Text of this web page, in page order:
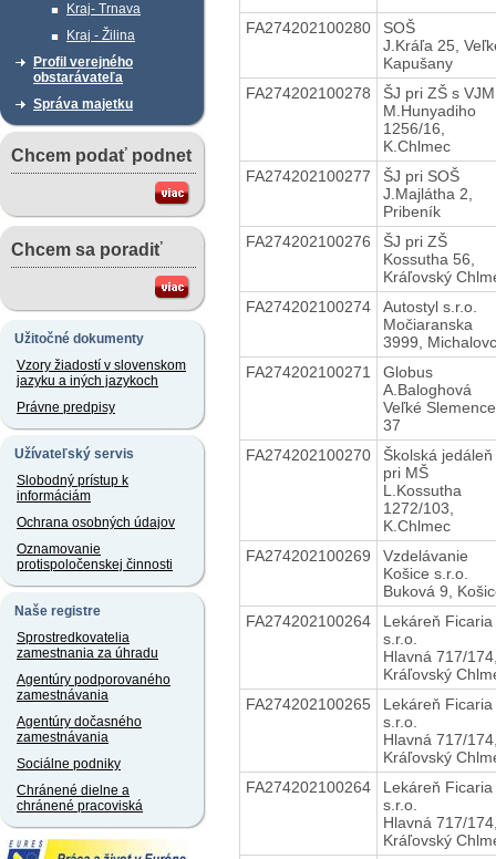
Kraj- Trnava
Kraj - Žilina
Profil verejného
obstarávateľa
Správa majetku
Chcem podať podnet
Chcem sa poradiť
Užitočné dokumenty
Vzory žiadostí v slovenskom
jazyku a iných jazykoch
Právne predpisy
Užívateľský servis
Slobodný prístup k
informáciám
Ochrana osobných údajov
Oznamovanie
protispoločenskej činnosti
Naše registre
Sprostredkovatelia
zamestnania za úhradu
Agentúry podporovaného
zamestnávania
Agentúry dočasného
zamestnávania
Sociálne podniky
Chránené dielne a
chránené pracoviská
FA274202100280
SOŠ
J.Kráľa 25,
Kapušany
FA274202100278
ŠJ pri ZŠ s VJM
M.Hunyadiho
1256/16,
K.Chlmec
FA274202100277
ŠJ pri SOŠ
J.Majlátha 2,
Pribeník
FA274202100276
ŠJ pri ZŠ
Kossutha 56,
Kráľovský
FA274202100274
Autostyl s.r.o.
Močiaranska
3999,
FA274202100271
Globus
A.Baloghová
Veľké Slemence
37
FA274202100270
Školská jedáleň
pri MŠ
L.Kossutha
1272/103,
K.Chlmec
FA274202100269
Vzdelávanie
Košice s.r.o.
Buková 9,
FA274202100264
Lekáreň Ficaria
s.r.o.
Hlavná 717/
Kráľovský
FA274202100265
Lekáreň Ficaria
s.r.o.
Hlavná 717/
Kráľovský
FA274202100264
Lekáreň Ficaria
s.r.o.
Hlavná 717/
Kráľovský